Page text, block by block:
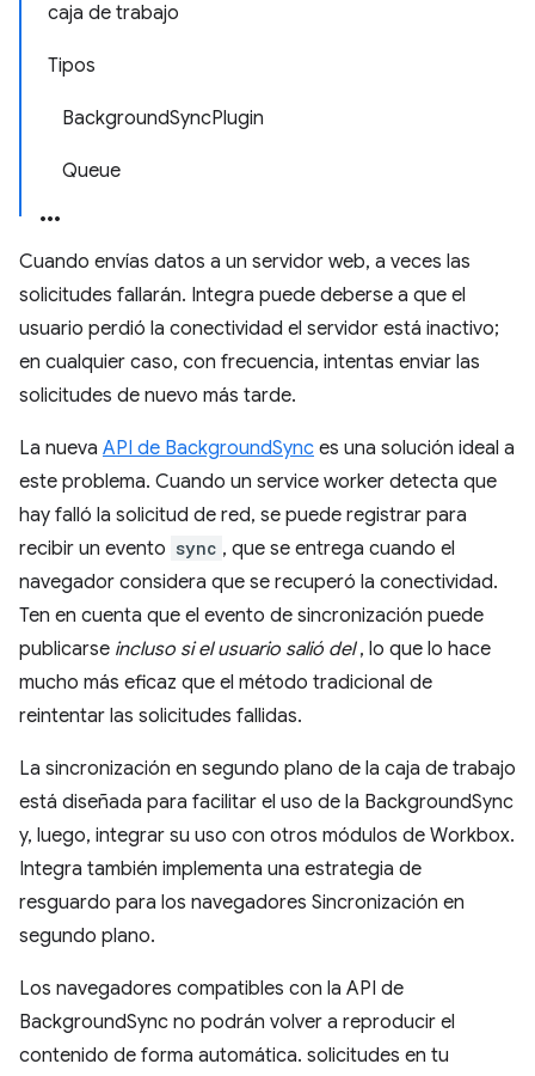
caja de trabajo
Tipos
BackgroundSyncPlugin
Queue
Cuando envías datos a un servidor web, a veces las
solicitudes fallarán. Integra puede deberse a que el
usuario perdió la conectividad el servidor está inactivo;
en cualquier caso, con frecuencia, intentas enviar las
solicitudes de nuevo más tarde.
La nueva API de BackgroundSync es una solución ideal a
este problema. Cuando un service worker detecta que
hay falló la solicitud de red, se puede registrar para
recibir un evento sync , que se entrega cuando el
navegador considera que se recuperó la conectividad.
Ten en cuenta que el evento de sincronización puede
publicarse incluso si el usuario salió del, lo que lo hace
mucho más eficaz que el método tradicional de
reintentar las solicitudes fallidas.
La sincronización en segundo plano de la caja de trabajo
está diseñada para facilitar el uso de la BackgroundSync
y, luego, integrar su uso con otros módulos de Workbox.
Integra también implementa una estrategia de
resguardo para los navegadores Sincronización en
segundo plano.
Los navegadores compatibles con la API de
BackgroundSync no podrán volver a reproducir el
contenido de forma automática. solicitudes en tu